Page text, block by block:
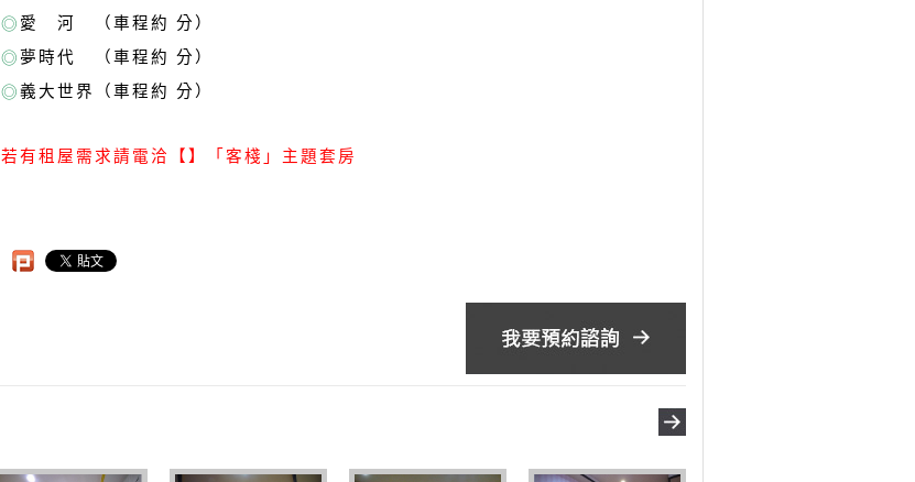
◎ 愛 河 （車程約 分）
◎夢時代 （車程約 分）
◎義大世界（車程約 分）
若有租屋需求請電洽 【】「客棧」主題套房